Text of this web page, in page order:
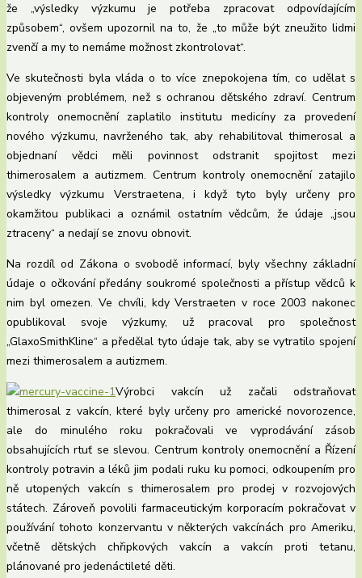
že „výsledky výzkumu je potřeba zpracovat odpovídajícím
způsobem“, ovšem upozornil na to, že „to může být zneužito lidmi
zvenčí a my to nemáme možnost zkontrolovat“.
Ve skutečnosti byla vláda o to více znepokojena tím, co udělat s
objeveným problémem, než s ochranou dětského zdraví. Centrum
kontroly onemocnění zaplatilo institutu medicíny za provedení
nového výzkumu, navrženého tak, aby rehabilitoval thimerosal a
objednaní vědci měli povinnost odstranit spojitost mezi
thimerosalem a autizmem. Centrum kontroly onemocnění zatajilo
výsledky výzkumu Verstraetena, i když tyto byly určeny pro
okamžitou publikaci a oznámil ostatním vědcům, že údaje „jsou
ztraceny“ a nedají se znovu obnovit.
Na rozdíl od Zákona o svobodě informací, byly všechny základní
údaje o očkování předány soukromé společnosti a přístup vědců k
nim byl omezen. Ve chvíli, kdy Verstraeten v roce 2003 nakonec
opublikoval svoje výzkumy, už pracoval pro společnost
„GlaxoSmithKline“ a předělal tyto údaje tak, aby se vytratilo spojení
mezi thimerosalem a autizmem.
Výrobci vakcín už začali odstraňovat
thimerosal z vakcín, které byly určeny pro americké novorozence,
ale do minulého roku pokračovali ve vyprodávání zásob
obsahujících rtuť se slevou. Centrum kontroly onemocnění a Řízení
kontroly potravin a léků jim podali ruku ku pomoci, odkoupením pro
ně utopených vakcín s thimerosalem pro prodej v rozvojových
státech. Zároveň povolili farmaceutickým korporacím pokračovat v
používání tohoto konzervantu v některých vakcínách pro Ameriku,
včetně dětských chřipkových vakcín a vakcín proti tetanu,
plánované pro jedenáctileté děti.